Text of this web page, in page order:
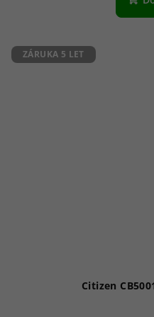
ZÁRUKA 5 LET
Citizen